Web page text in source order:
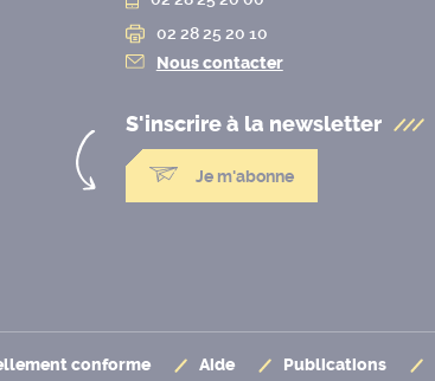
02 28 25 20 10
Nous contacter
S'inscrire à la newsletter
Je m'abonne
conforme Aide Publications